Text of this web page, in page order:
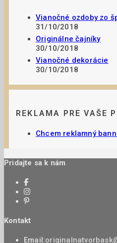
Vianočné ozdoby zo
31/10/2018
Originálne čajníky
30/10/2018
Vianočné dekorácie
30/10/2018
REKLAMA PRE VAŠE
Chcem reklamný
Pridajte sa k nám
Kontakt
Email: